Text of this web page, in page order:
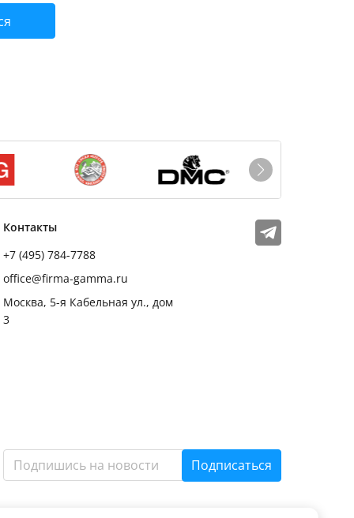
Контакты
+7 (495) 784-7788
office@firma-gamma.ru
Москва, 5-я Кабельная ул., дом
3
Мы в соцсетях
Телеграм
Подписаться